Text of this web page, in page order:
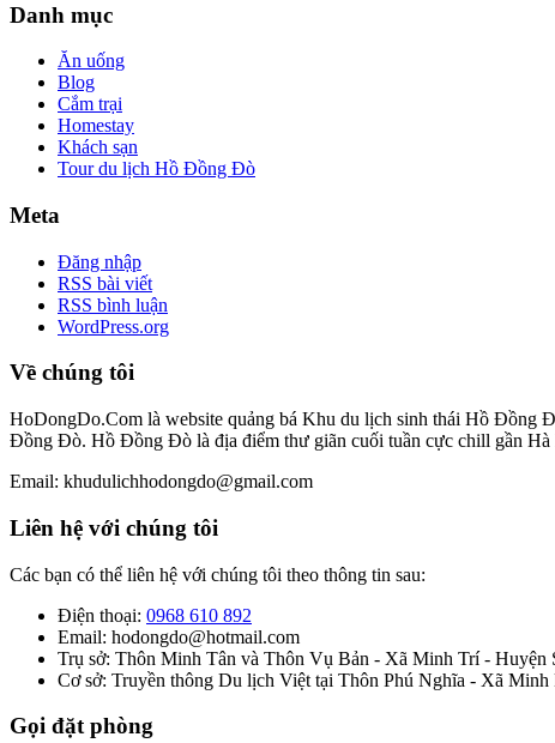
Danh mục
Ăn uống
Blog
Cắm trại
Homestay
Khách sạn
Tour du lịch Hồ Đồng Đò
Meta
Đăng nhập
RSS bài viết
RSS bình luận
WordPress.org
Về chúng tôi
HoDongDo.Com là website quảng bá Khu du lịch sinh thái Hồ Đồng
Đồng Đò. Hồ Đồng Đò là địa điểm thư giãn cuối tuần cực chill gần
Email: khudulichhodongdo@gmail.com
Liên hệ với chúng tôi
Các bạn có thể liên hệ với chúng tôi theo thông tin sau:
Điện thoại: 0968 610 892
Email: hodongdo@hotmail.com
Trụ sở: Thôn Minh Tân và Thôn Vụ Bản - Xã Minh Trí - Huyện
Cơ sở: Truyền thông Du lịch Việt tại Thôn Phú Nghĩa - Xã Minh
Gọi đặt phòng